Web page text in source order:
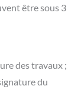
être sous 3
des travaux ;
du